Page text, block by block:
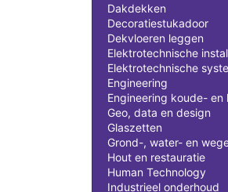
Dakdekken
Decoratiestukadoor
Dekvloeren leggen
Elektrotechnische
Elektrotechnische
Engineering
Engineering koude- en
Geo, data en design
Glaszetten
Grond-, water- en
Hout en restauratie
Human Technology
Industrieel onderhoud